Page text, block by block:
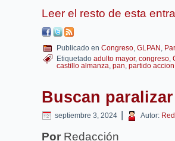
Leer el resto de esta
Publicado en Congreso, GLPAN ,
Etiquetado adulto mayor, congreso,
castillo almanza, pan, partido
Buscan
septiembre 3, 2024 | Autor:
Por Redacción